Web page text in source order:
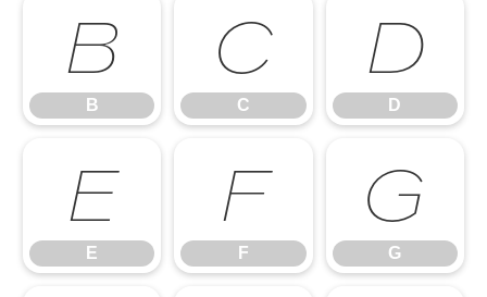
B
B
C
C
D
D
E
E
F
F
G
G